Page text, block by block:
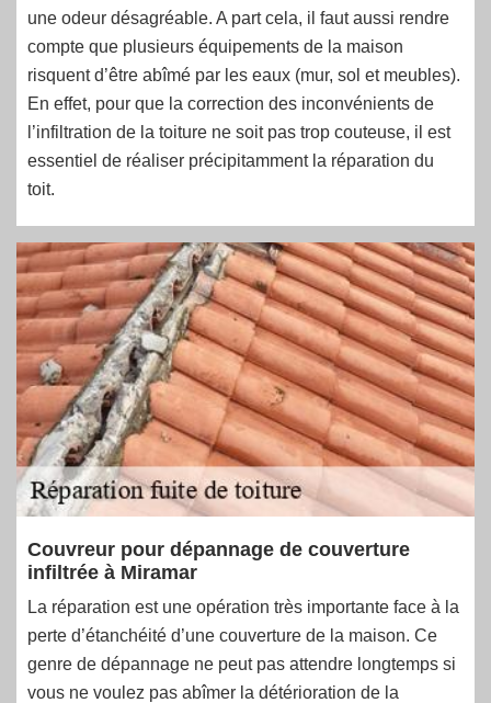
une odeur désagréable. A part cela, il faut aussi rendre
compte que plusieurs équipements de la maison
risquent d’être abîmé par les eaux (mur, sol et meubles).
En effet, pour que la correction des inconvénients de
l’infiltration de la toiture ne soit pas trop couteuse, il est
essentiel de réaliser précipitamment la réparation du
toit.
Couvreur pour dépannage de couverture
infiltrée à Miramar
La réparation est une opération très importante face à la
perte d’étanchéité d’une couverture de la maison. Ce
genre de dépannage ne peut pas attendre longtemps si
vous ne voulez pas abîmer la détérioration de la